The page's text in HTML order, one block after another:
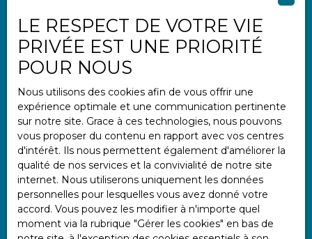
Informations
Nos honoraires
Mentions légales
Politique de confidentialité
Plan du site
Gérer les cookies
Propulsé par
LE RESPECT DE VOTRE VIE
PRIVÉE EST UNE PRIORITÉ
POUR NOUS
Nous utilisons des cookies afin de vous offrir une
expérience optimale et une communication pertinente
sur notre site. Grace à ces technologies, nous pouvons
vous proposer du contenu en rapport avec vos centres
d'intérêt. Ils nous permettent également d'améliorer la
qualité de nos services et la convivialité de notre site
internet. Nous utiliserons uniquement les données
personnelles pour lesquelles vous avez donné votre
accord. Vous pouvez les modifier à n'importe quel
moment via la rubrique ″Gérer les cookies″ en bas de